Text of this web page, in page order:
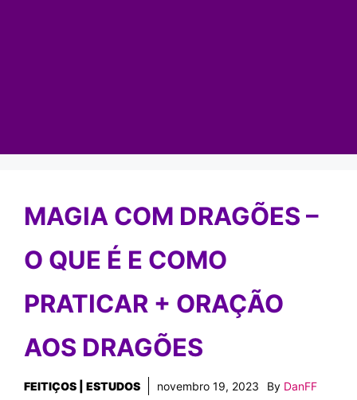
MAGIA COM DRAGÕES –
O QUE É E COMO
PRATICAR + ORAÇÃO
AOS DRAGÕES
FEITIÇOS | ESTUDOS novembro 19, 2023 By DanFF